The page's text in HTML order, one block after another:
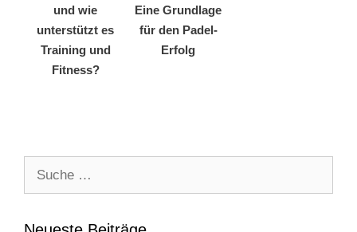
und wie
unterstützt es
Training und
Fitness?
Eine Grundlage
für den Padel-
Erfolg